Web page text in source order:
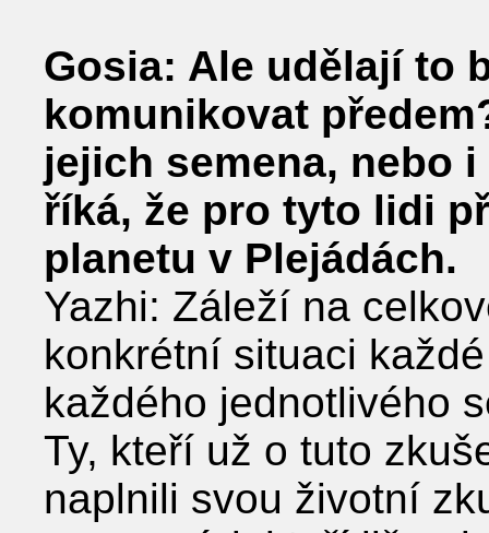
Gosia: Ale udělají to
komunikovat
jejich semena, nebo
říká, že pro tyto lidi
planetu v Plejádách.
Yazhi: Záleží na
konkrétní situaci
každého jednotlivého
Ty, kteří už o tuto
naplnili svou životní